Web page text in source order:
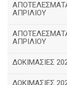
ΑΠΡΙΛΙΟΥ
ΑΠΡΙΛΙΟΥ
ΔΟΚΙΜΑΣΙΕΣ
ΔΟΚΙΜΑΣΙΕΣ